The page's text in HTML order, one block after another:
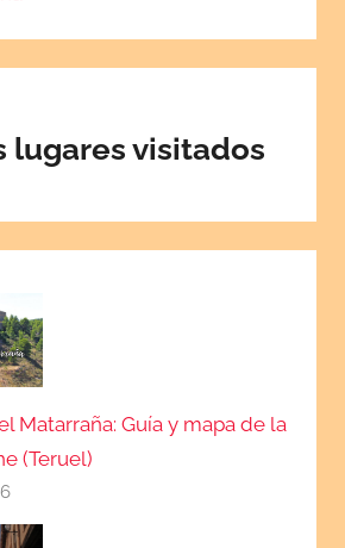
lugares visitados
Matarraña: Guía y mapa de la
(Teruel)